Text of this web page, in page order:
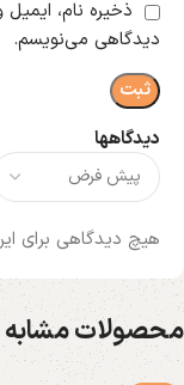
دیدگاهها
هیچ دیدگاهی برای
ذخیره نام،
دیدگاهی می‌نویسم.
محصولات مشابه